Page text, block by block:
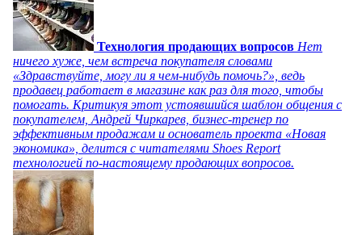
Технология продающих вопросов Нет
ничего хуже, чем встреча покупателя словами
«Здравствуйте, могу ли я чем-нибудь помочь?», ведь
продавец работает в магазине как раз для того, чтобы
помогать. Критикуя этот устоявшийся шаблон общения с
покупателем, Андрей Чиркарев, бизнес-тренер по
эффективным продажам и основатель проекта «Новая
экономика», делится с читателями Shoes Report
технологией по-настоящему продающих вопросов.